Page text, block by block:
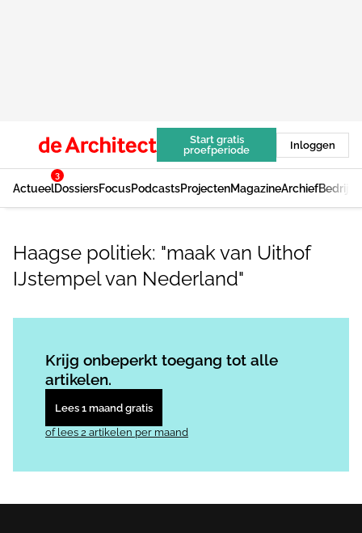
Start gratis
proefperiode
Inloggen
Actueel
3
DossiersFocusPodcastsProjectenMagazineArchief
Haagse politiek: "maak van Uithof
IJstempel van Nederland"
Krijg onbeperkt toegang tot alle
artikelen.
Lees 1 maand gratis
of lees 2 artikelen per maand